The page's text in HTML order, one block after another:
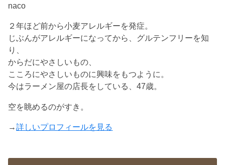
naco
２年ほど前から小麦アレルギーを発症。
じぶんがアレルギーになってから、グルテンフリーを知
り、
からだにやさしいもの、
こころにやさしいものに興味をもつように。
今はラーメン屋の店長をしている、47歳。
空を眺めるのがすき。
→詳しいプロフィールを見る